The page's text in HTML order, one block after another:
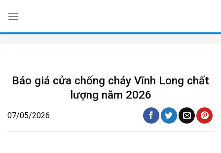
content
Báo giá cửa chống cháy Vĩnh Long chất
lượng năm 2026
07/05/2026